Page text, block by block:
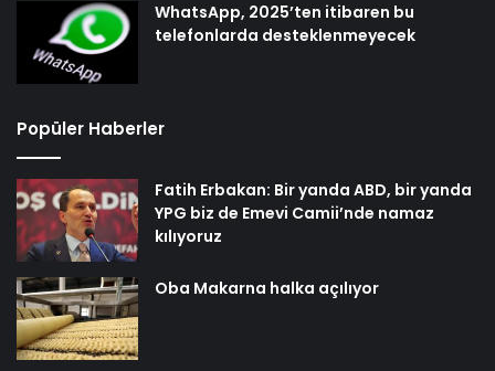
WhatsApp, 2025’ten itibaren bu
telefonlarda desteklenmeyecek
Popüler Haberler
Fatih Erbakan: Bir yanda ABD, bir yanda
YPG biz de Emevi Camii’nde namaz
kılıyoruz
Oba Makarna halka açılıyor